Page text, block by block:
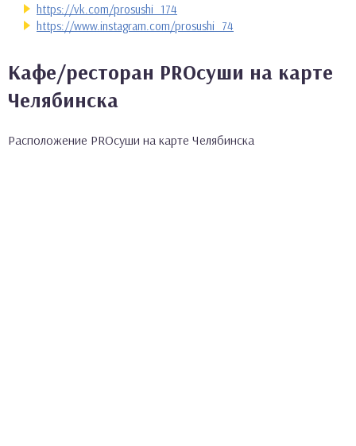
https://vk.com/prosushi_174
https://www.instagram.com/prosushi_74
Кафе/ресторан PROсуши на карте
Челябинска
Расположение PROсуши на карте Челябинска